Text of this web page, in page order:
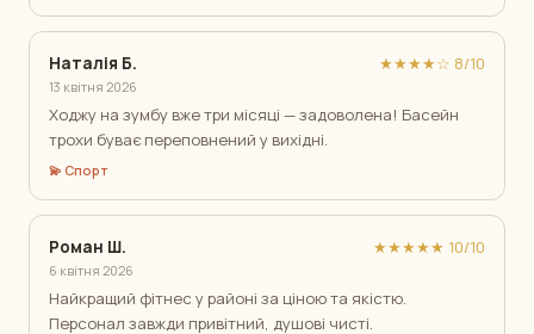
Наталія Б.
13 квітня 2026
★★★★☆ 8/10
Ходжу на зумбу вже три місяці — задоволена! Басейн
трохи буває переповнений у вихідні.
💫 Спорт
Роман Ш.
6 квітня 2026
★★★★★ 10/10
Найкращий фітнес у районі за ціною та якістю.
Персонал завжди привітний, душові чисті.